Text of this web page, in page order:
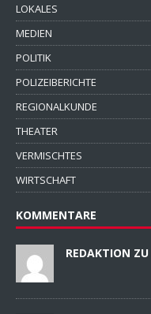
LOKALES
MEDIEN
POLITIK
POLIZEIBERICHTE
REGIONALKUNDE
THEATER
VERMISCHTES
WIRTSCHAFT
KOMMENTARE
REDAKTION ZU